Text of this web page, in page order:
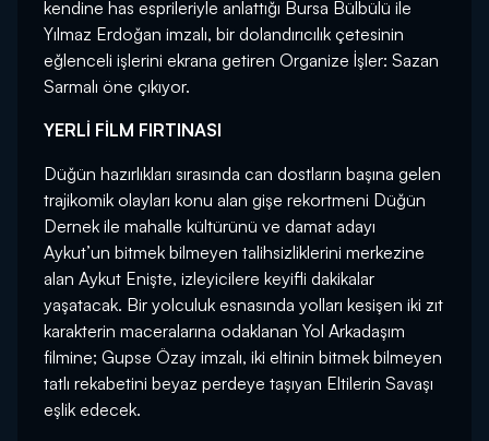
kendine has esprileriyle anlattığı Bursa Bülbülü ile
Yılmaz Erdoğan imzalı, bir dolandırıcılık çetesinin
eğlenceli işlerini ekrana getiren Organize İşler: Sazan
Sarmalı öne çıkıyor.
YERLİ FİLM FIRTINASI
Düğün hazırlıkları sırasında can dostların başına gelen
trajikomik olayları konu alan gişe rekortmeni Düğün
Dernek ile mahalle kültürünü ve damat adayı
Aykut’un bitmek bilmeyen talihsizliklerini merkezine
alan Aykut Enişte, izleyicilere keyifli dakikalar
yaşatacak. Bir yolculuk esnasında yolları kesişen iki zıt
karakterin maceralarına odaklanan Yol Arkadaşım
filmine; Gupse Özay imzalı, iki eltinin bitmek bilmeyen
tatlı rekabetini beyaz perdeye taşıyan Eltilerin Savaşı
eşlik edecek.